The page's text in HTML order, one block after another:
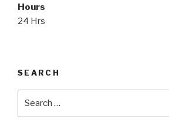
Hours
24 Hrs
SEARCH